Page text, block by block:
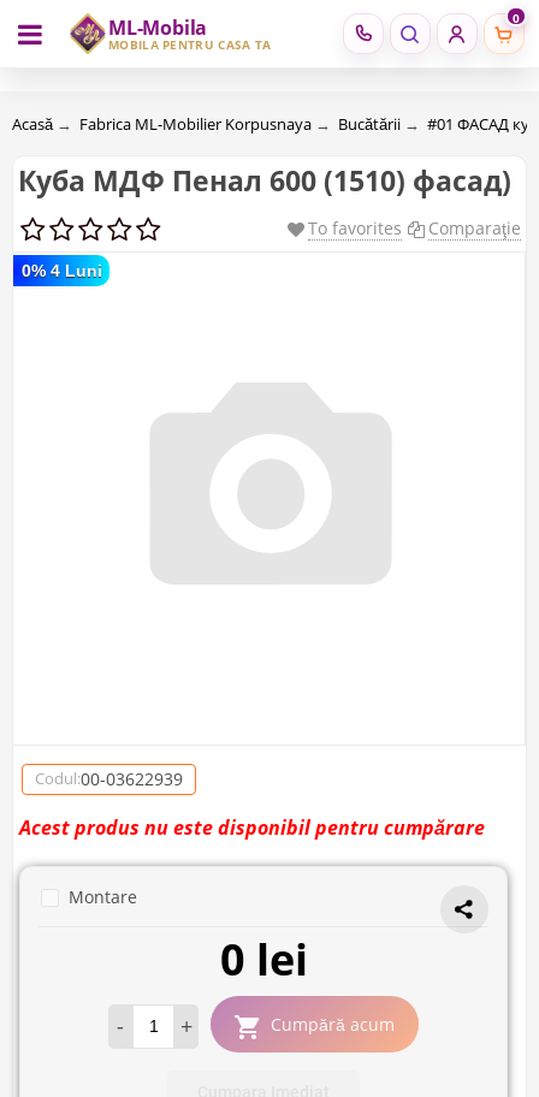
ML-Mobila
MOBILĂ PENTRU CASA TA
0
RU RO
Acasă → Fabrica ML-Mobilier Korpusnaya → Bucătării → #01 ФАСАД
Куба МДФ Пенал 600 (1510) фасад)
To favorites Comparaţie
0% 4 Luni
Codul:00-03622939
Acest produs nu este disponibil pentru cumpărare
Montare
0 lei
- + Cumpără acum